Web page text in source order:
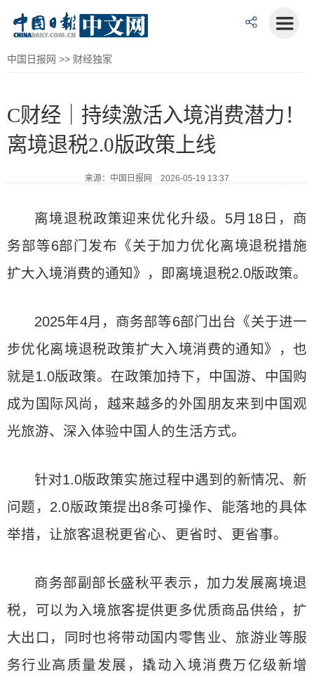
中国日报网 >> 财经独家
C财经｜持续激活入境消费潜力！
离境退税2.0版政策上线
来源：中国日报网 2026-05-19 13:37
离境退税政策迎来优化升级。5月18日，商
务部等6部门发布《关于加力优化离境退税措施
扩大入境消费的通知》，即离境退税2.0版政策。
2025年4月，商务部等6部门出台《关于进一
步优化离境退税政策扩大入境消费的通知》，也
就是1.0版政策。在政策加持下，中国游、中国购
成为国际风尚，越来越多的外国朋友来到中国观
光旅游、深入体验中国人的生活方式。
针对1.0版政策实施过程中遇到的新情况、新
问题，2.0版政策提出8条可操作、能落地的具体
举措，让旅客退税更省心、更省时、更省事。
商务部副部长盛秋平表示，加力发展离境退
税，可以为入境旅客提供更多优质商品供给，扩
大出口，同时也将带动国内零售业、旅游业等服
务行业高质量发展，撬动入境消费万亿级新增